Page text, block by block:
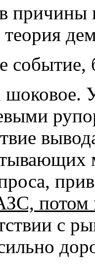
причины
событие,
потом
с